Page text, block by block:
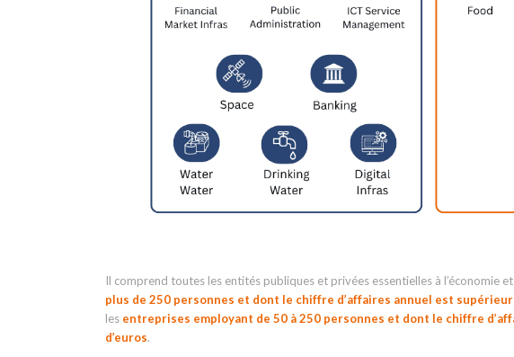
Il comprend toutes les entités publiques et privées essentielles à l’économie
plus de 250 personnes et dont le chiffre d’affaires annuel est supérieur
les entreprises employant de 50 à 250 personnes et dont le chiffre
d’euros.